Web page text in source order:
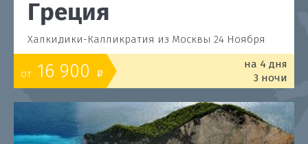
Греция
Халкидики-Калликратия из Москвы 24 Ноября
от 16 900 o
на 4 дня
3 ночи